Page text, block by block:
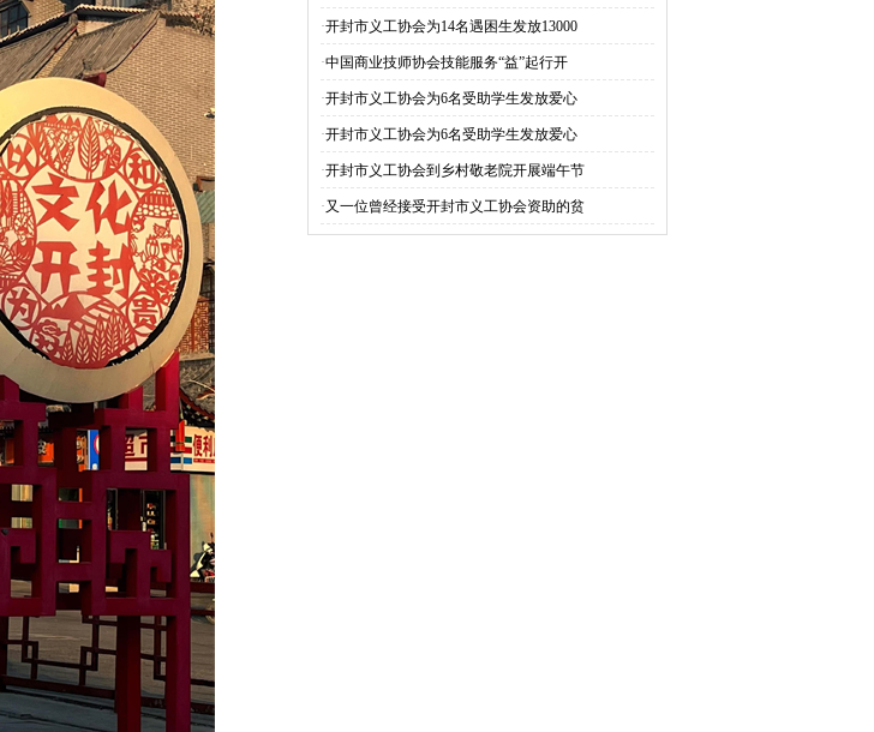
·开封市义工协会为14名遇困生发放13000
·中国商业技师协会技能服务“益”起行开
·开封市义工协会为6名受助学生发放爱心
·开封市义工协会为6名受助学生发放爱心
·开封市义工协会到乡村敬老院开展端午节
·又一位曾经接受开封市义工协会资助的贫